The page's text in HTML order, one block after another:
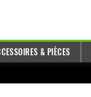
& PIÈCES